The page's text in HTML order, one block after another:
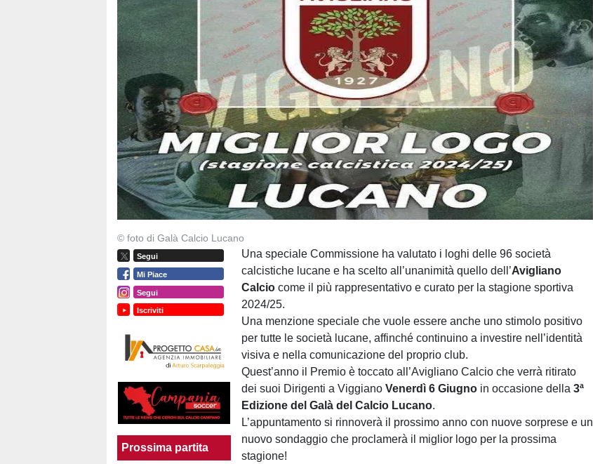
© foto di Galà Calcio Lucano
Segui
Mi Piace
Segui
Iscriviti
Prossima partita
Una speciale Commissione ha valutato i loghi delle 96 società
calcistiche lucane e ha scelto all’unanimità quello dell’Avigliano
Calcio come il più rappresentativo e curato per la stagione sportiva
2024/25.
Una menzione speciale che vuole essere anche uno stimolo positivo
per tutte le società lucane, affinché continuino a investire nell’identità
visiva e nella comunicazione del proprio club.
Quest’anno il Premio è toccato all’Avigliano Calcio che verrà ritirato
dei suoi Dirigenti a ViggianoVenerdì 6 Giugno in occasione della3ª
Edizione del Galà del Calcio Lucano.
L’appuntamento si rinnoverà il prossimo anno con nuove sorprese e un
nuovo sondaggio che proclamerà il miglior logo per la prossima
stagione!